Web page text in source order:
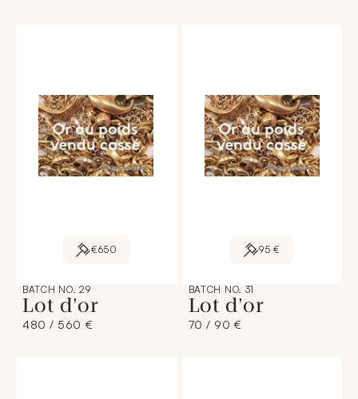
€650
BATCH NO. 29
Lot d'or
480 / 560 €
95 €
BATCH NO. 31
Lot d'or
70 / 90 €